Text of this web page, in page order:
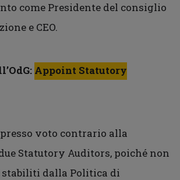
come Presidente del consiglio
e CEO.
Appoint Statutory
voto contrario alla
Statutory Auditors, poiché non
dalla Politica di